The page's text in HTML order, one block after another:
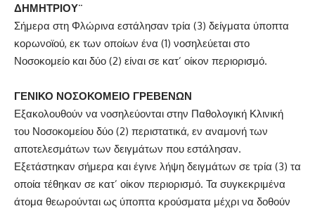
ΔΗΜΗΤΡΙΟΥ¨
Σήμερα στη Φλώρινα εστάλησαν τρία (3) δείγματα ύποπτα
κορωνοϊού, εκ των οποίων ένα (1) νοσηλεύεται στο
Νοσοκομείο και δύο (2) είναι σε κατ’ οίκον περιορισμό.
ΓΕΝΙΚΟ ΝΟΣΟΚΟΜΕΙΟ ΓΡΕΒΕΝΩΝ
Εξακολουθούν να νοσηλεύονται στην Παθολογική Κλινική
του Νοσοκομείου δύο (2) περιστατικά, εν αναμονή των
αποτελεσμάτων των δειγμάτων που εστάλησαν.
Εξετάστηκαν σήμερα και έγινε λήψη δειγμάτων σε τρία (3) τα
οποία τέθηκαν σε κατ’ οίκον περιορισμό. Τα συγκεκριμένα
άτομα θεωρούνται ως ύποπτα κρούσματα μέχρι να δοθούν